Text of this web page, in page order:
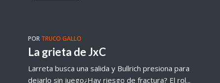
POR TRUCO GALLO
La grieta de JxC
Larreta busca una salida y Bullrich presiona para
dejarlo sin juego¿Hay riesgo de fractura? El rol...